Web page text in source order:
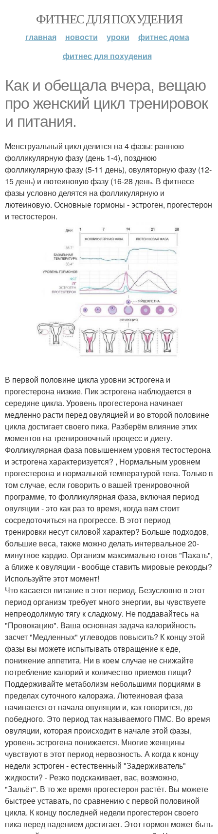
ФИТНЕС ДЛЯ ПОХУДЕНИЯ
главная новости уроки
фитнес дома
фитнес для похудения
Как и обещала вчера, вещаю
про женский цикл тренировок
и питания.
Менструальный цикл делится на 4 фазы: раннюю
фолликулярную фазу (день 1-4), позднюю
фолликулярную фазу (5-11 день), овуляторную фазу (12-
15 день) и лютеиновую фазу (16-28 день. В фитнесе
фазы условно делятся на фолликулярную и
лютеиновую. Основные гормоны - эстроген, прогестерон
и тестостерон.
В первой половине цикла уровни эстрогена и
прогестерона низкие. Пик эстрогена наблюдается в
середине цикла. Уровень прогестерона начинает
медленно расти перед овуляцией и во второй половине
цикла достигает своего пика. Разберём влияние этих
моментов на тренировочный процесс и диету.
Фолликулярная фаза повышением уровня тестостерона
и эстрогена характеризуется? , Нормальным уровнем
прогестерона и нормальной температурой тела. Только в
том случае, если говорить о вашей тренировочной
программе, то фолликулярная фаза, включая период
овуляции - это как раз то время, когда вам стоит
сосредоточиться на прогрессе. В этот период
тренировки несут силовой характер? Больше подходов,
большие веса, также можно делать интервальное 20-
минутное кардио. Организм максимально готов "Пахать",
а ближе к овуляции - вообще ставить мировые рекорды?
Используйте этот момент!
Что касается питание в этот период. Безусловно в этот
период организм требует много энергии, вы чувствуете
непреодолимую тягу к сладкому. Не поддавайтесь на
"Провокацию". Ваша основная задача калорийность
засчет "Медленных" углеводов повысить? К концу этой
фазы вы можете испытывать отвращение к еде,
понижение аппетита. Ни в коем случае не снижайте
потребление калорий и количество приемов пищи?
Поддерживайте метаболизм небольшими порциями в
пределах суточного калоража. Лютеиновая фаза
начинается от начала овуляции и, как говорится, до
победного. Это период так называемого ПМС. Во время
овуляции, которая происходит в начале этой фазы,
уровень эстрогена понижается. Многие женщины
чувствуют в этот период нервозность. А когда к концу
недели эстроген - естественный "Задерживатель"
жидкости? - Резко подскакивает, вас, возможно,
"Зальёт". В то же время прогестерон растёт. Вы можете
быстрее уставать, по сравнению с первой половиной
цикла. К концу последней недели прогестерон своего
пика перед падением достигает. Этот гормон может быть